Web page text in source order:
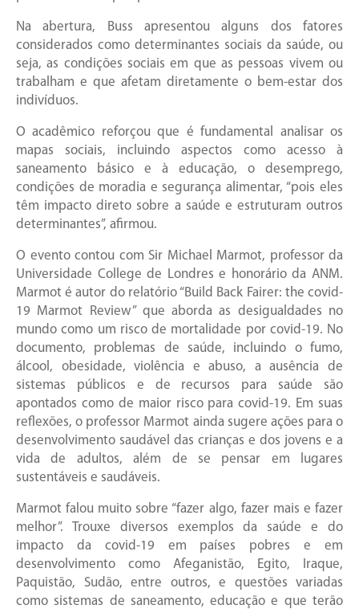
Na abertura, Buss apresentou alguns dos fatores
considerados como determinantes sociais da saúde, ou
seja, as condições sociais em que as pessoas vivem ou
trabalham e que afetam diretamente o bem-estar dos
indivíduos.
O acadêmico reforçou que é fundamental analisar os
mapas sociais, incluindo aspectos como acesso à
saneamento básico e à educação, o desemprego,
condições de moradia e segurança alimentar, “pois eles
têm impacto direto sobre a saúde e estruturam outros
determinantes”, afirmou.
O evento contou com Sir Michael Marmot, professor da
Universidade College de Londres e honorário da ANM.
Marmot é autor do relatório “Build Back Fairer: the covid-
19 Marmot Review” que aborda as desigualdades no
mundo como um risco de mortalidade por covid-19. No
documento, problemas de saúde, incluindo o fumo,
álcool, obesidade, violência e abuso, a ausência de
sistemas públicos e de recursos para saúde são
apontados como de maior risco para covid-19. Em suas
reflexões, o professor Marmot ainda sugere ações para o
desenvolvimento saudável das crianças e dos jovens e a
vida de adultos, além de se pensar em lugares
sustentáveis e saudáveis.
Marmot falou muito sobre “fazer algo, fazer mais e fazer
melhor”. Trouxe diversos exemplos da saúde e do
impacto da covid-19 em países pobres e em
desenvolvimento como Afeganistão, Egito, Iraque,
Paquistão, Sudão, entre outros, e questões variadas
como sistemas de saneamento, educação e que terão